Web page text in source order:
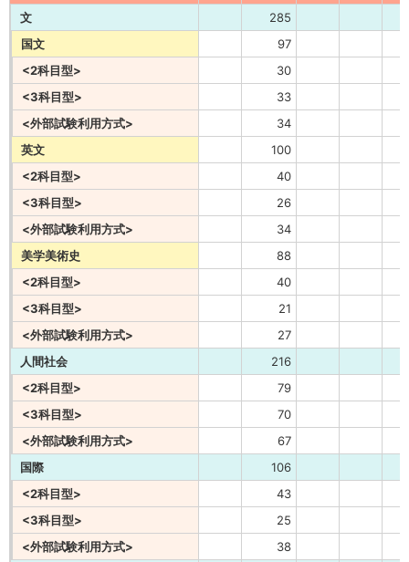
文
285
国文
97
<2科目型>
30
<3科目型>
33
<外部試験利用方式>
34
英文
100
<2科目型>
40
<3科目型>
26
<外部試験利用方式>
34
美学美術史
88
<2科目型>
40
<3科目型>
21
<外部試験利用方式>
27
人間社会
216
<2科目型>
79
<3科目型>
70
<外部試験利用方式>
67
国際
106
<2科目型>
43
<3科目型>
25
<外部試験利用方式>
38